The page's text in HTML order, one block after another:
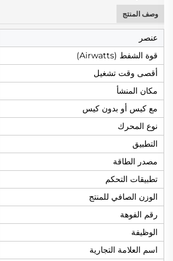
وصف المنتج
عنصر
قوة الشفط (Airwatts)
أقصى وقت تشغيل
مكان المنشأ
مع كيس أو بدون كيس
نوع المحرك
التطبيق
مصدر الطاقة
تطبيقات التحكم
الوزن الصافي للمنتج
رقم الفوهة
الوظيفة
اسم العلامة التجارية